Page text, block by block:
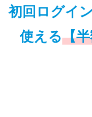
初回ログイ
使える【